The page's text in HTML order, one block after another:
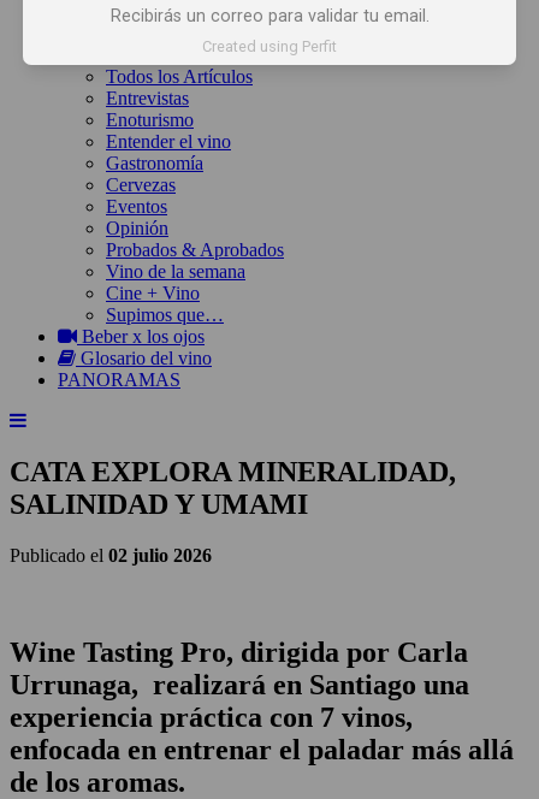
Inicio
Todos los Artículos
Entrevistas
Enoturismo
Entender el vino
Gastronomía
Cervezas
Eventos
Opinión
Probados & Aprobados
Vino de la semana
Cine + Vino
Supimos que…
Beber x los ojos
Glosario del vino
PANORAMAS
CATA EXPLORA MINERALIDAD,
SALINIDAD Y UMAMI
Publicado el 02 julio 2026
Wine Tasting Pro, dirigida por Carla
Urrunaga, realizará en Santiago una
experiencia práctica con 7 vinos,
enfocada en entrenar el paladar más allá
de los aromas.
Recibirás un correo para validar tu email.
Created using Perfit